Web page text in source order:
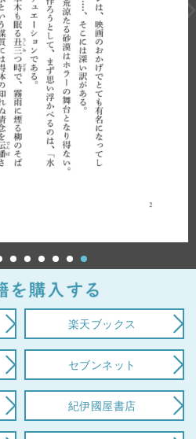
楽天ブックス
セブンネット
紀伊國屋書店